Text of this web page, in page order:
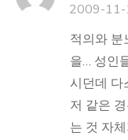
2009-11-
적의와 분
을… 성인
시던데 다
저 같은
는 것 자